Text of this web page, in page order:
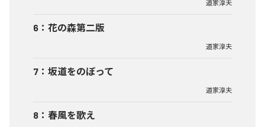
道家淳夫
6 ： 花の森第二版
道家淳夫
7 ： 坂道をのぼって
道家淳夫
8 ： 春風を歌え